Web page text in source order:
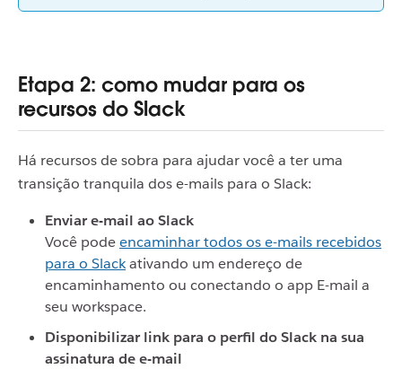
Etapa 2: como mudar para os
recursos do Slack
Há recursos de sobra para ajudar você a ter uma
transição tranquila dos e-mails para o Slack:
Enviar e-mail ao Slack
Você podeencaminhar todos os e-mails recebidos
para o Slackativando um endereço de
encaminhamento ou conectando o app E-mail a
seu workspace.
Disponibilizar link para o perfil do Slack na sua
assinatura de e-mail